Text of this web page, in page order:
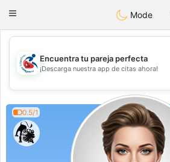
Handi
Toggle
Mode
💖
💕
Encuentra tu pareja perfecta
¡Descarga nuestra app de citas ahora!
0.5/1